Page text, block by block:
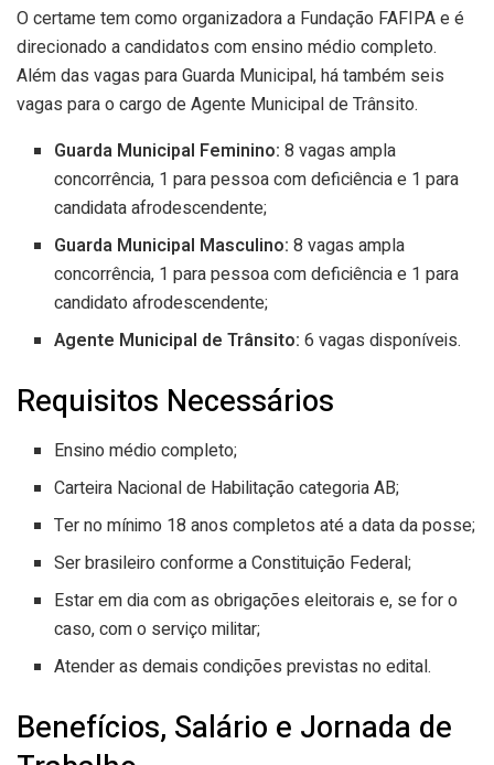
O certame tem como organizadora a Fundação FAFIPA e é
direcionado a candidatos com ensino médio completo.
Além das vagas para Guarda Municipal, há também seis
vagas para o cargo de Agente Municipal de Trânsito.
Guarda Municipal Feminino: 8 vagas ampla
concorrência, 1 para pessoa com deficiência e 1 para
candidata afrodescendente;
Guarda Municipal Masculino: 8 vagas ampla
concorrência, 1 para pessoa com deficiência e 1 para
candidato afrodescendente;
Agente Municipal de Trânsito: 6 vagas disponíveis.
Requisitos Necessários
Ensino médio completo;
Carteira Nacional de Habilitação categoria AB;
Ter no mínimo 18 anos completos até a data da posse;
Ser brasileiro conforme a Constituição Federal;
Estar em dia com as obrigações eleitorais e, se for o
caso, com o serviço militar;
Atender as demais condições previstas no edital.
Benefícios, Salário e Jornada de